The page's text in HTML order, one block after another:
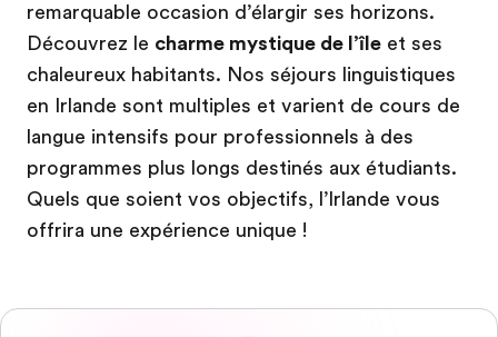
remarquable occasion d’élargir ses horizons.
Découvrez le charme mystique de l’île et ses
chaleureux habitants. Nos séjours linguistiques
en Irlande sont multiples et varient de cours de
langue intensifs pour professionnels à des
programmes plus longs destinés aux étudiants.
Quels que soient vos objectifs, l’Irlande vous
offrira une expérience unique !